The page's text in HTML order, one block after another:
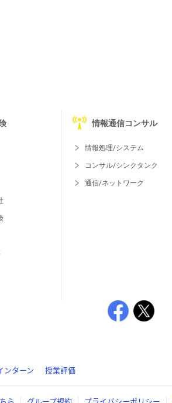
情報通信コンサル
情報処理/システム
コンサル/シンクタンク
通信/ネットワーク
ンターン 授業評価